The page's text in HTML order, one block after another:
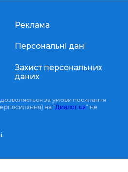
Реклама
Персональні дані
Захист персональних
даних
за умови посилання
на "Диалог.ua" не